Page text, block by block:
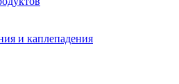
и каплепадения